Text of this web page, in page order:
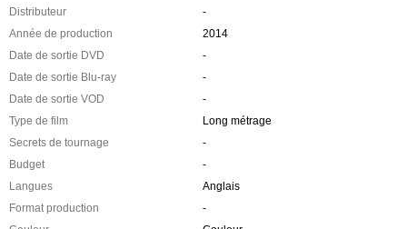
Distributeur
-
Année de production
2014
Date de sortie DVD
-
Date de sortie Blu-ray
-
Date de sortie VOD
-
Type de film
Long métrage
Secrets de tournage
-
Budget
-
Langues
Anglais
Format production
-